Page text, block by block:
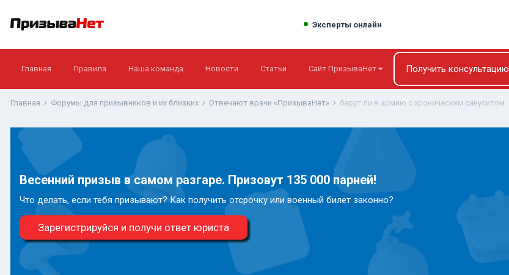
Эксперты онлайн
Главная Правила Наша команда Новости Статьи Сайт ПризываНет Получить консультацию
Главная Форумы для призывников и их близких Отвечают врачи «ПризываНет» берут ли в армию с хроническим синуситом
Весенний призыв в самом разгаре. Призовут 135 000 парней!
Что делать, если тебя призывают? Как получить отсрочку или военный билет законно?
Зарегистрируйся и получи ответ юриста